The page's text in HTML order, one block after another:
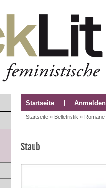
Startseite Anmelden
Startseite » Belletristik »
Staub